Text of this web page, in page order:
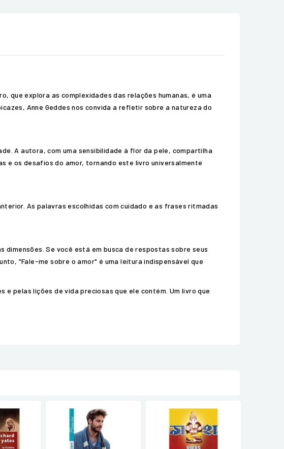
que explora as complexidades das relações humanas, é uma
Anne Geddes nos convida a refletir sobre a natureza do
A autora, com uma sensibilidade à flor da pele, compartilha
e os desafios do amor, tornando este livro universalmente
As palavras escolhidas com cuidado e as frases ritmadas
dimensões. Se você está em busca de respostas sobre seus
"Fale-me sobre o amor" é uma leitura indispensável que
pelas lições de vida preciosas que ele contém. Um livro que